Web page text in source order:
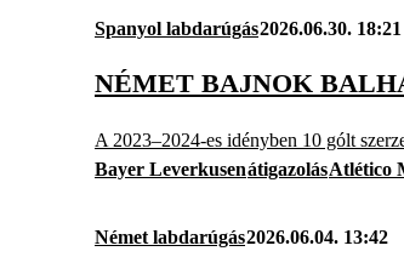
Spanyol labdarúgás2026.06.30. 18:21
NÉMET BAJNOK
A 2023–2024-es idényben 10 gólt
Bayer LeverkusenátigazolásAtlético
Német labdarúgás2026.06.04. 13:42